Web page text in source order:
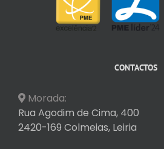
CONTACTOS
Morada:
Rua Agodim de Cima, 400
2420-169 Colmeias, Leiria